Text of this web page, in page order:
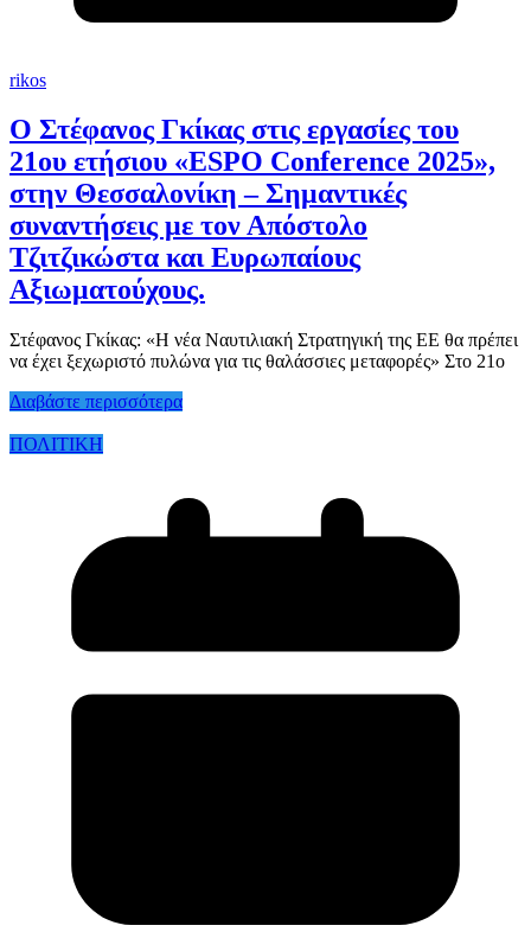
rikos
Ο Στέφανος Γκίκας στις εργασίες του
21ου ετήσιου «ESPO Conference 2025»,
στην Θεσσαλονίκη – Σημαντικές
συναντήσεις με τον Απόστολο
Τζιτζικώστα και Ευρωπαίους
Αξιωματούχους.
Στέφανος Γκίκας: «Η νέα Ναυτιλιακή Στρατηγική της ΕΕ θα πρέπει
να έχει ξεχωριστό πυλώνα για τις θαλάσσιες μεταφορές» Στο 21ο
Διαβάστε περισσότερα
ΠΟΛΙΤΙΚΗ